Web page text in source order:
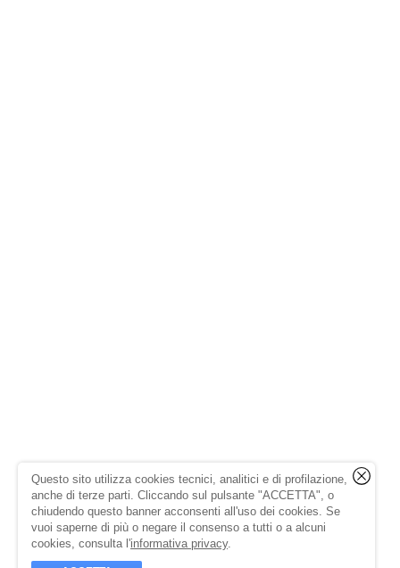
Questo sito utilizza cookies tecnici, analitici e di profilazione,
anche di terze parti. Cliccando sul pulsante "ACCETTA", o
chiudendo questo banner acconsenti all'uso dei cookies. Se
vuoi saperne di più o negare il consenso a tutti o a alcuni
cookies, consulta l'informativa privacy.